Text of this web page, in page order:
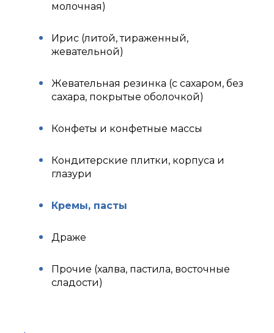
молочная)
Ирис (литой, тираженный,
жевательной)
Жевательная резинка (с сахаром, без
сахара, покрытые оболочкой)
Конфеты и конфетные массы
Кондитерские плитки, корпуса и
глазури
Кремы, пасты
Драже
Прочие (халва, пастила, восточные
сладости)